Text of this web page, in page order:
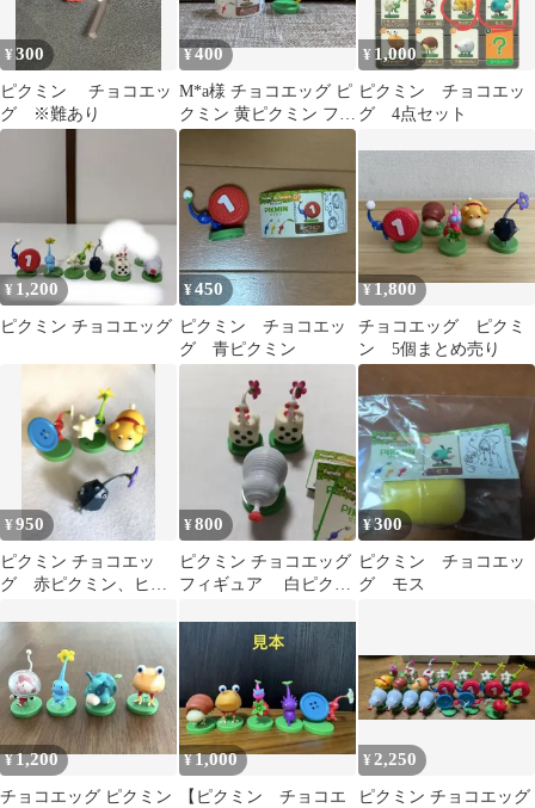
¥300
ピクミン チョコエッ
グ ※難あり
¥400
M*a様 チョコエッグ ピ
クミン 黄ピクミン フィ
ギュア
¥ 1,000
ピクミン チョコエッ
グ 4点セット
¥ 1,200
ピクミン チョコエッグ
¥450
ピクミン チョコエッ
グ 青ピクミン
¥1,800
チョコエッグ ピクミ
ン 5個まとめ売り
¥950
ピクミン チョコエッ
グ 赤ピクミン、ヒカ
¥800
ピクミン チョコエッグ
フィギュア 白ピクミ
¥300
ピクミン チョコエッ
グ モス
¥1,200
チョコエッグ ピクミン
¥1,000
【ピクミン チョコエ
¥2,250
ピクミン チョコエッグ